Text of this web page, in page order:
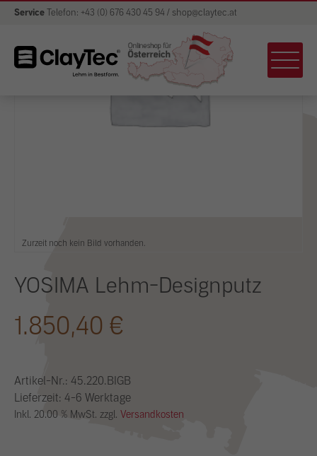
Service Telefon: +43 (0) 676 430 45 94 / shop@claytec.at
Zurzeit noch kein Bild vorhanden.
YOSIMA Lehm-Designputz
1.850,40 €
Artikel-Nr.: 45.220.BIGB
Lieferzeit: 4-6 Werktage
Inkl. 20.00 % MwSt. zzgl. Versandkosten